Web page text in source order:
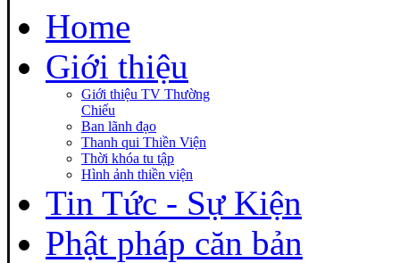
Home
Giới thiệu
Giới thiệu TV Thường
Chiếu
Ban lãnh đạo
Thanh qui Thiền Viện
Thời khóa tu tập
Hình ảnh thiền viện
Tin Tức - Sự Kiện
Phật pháp căn bản